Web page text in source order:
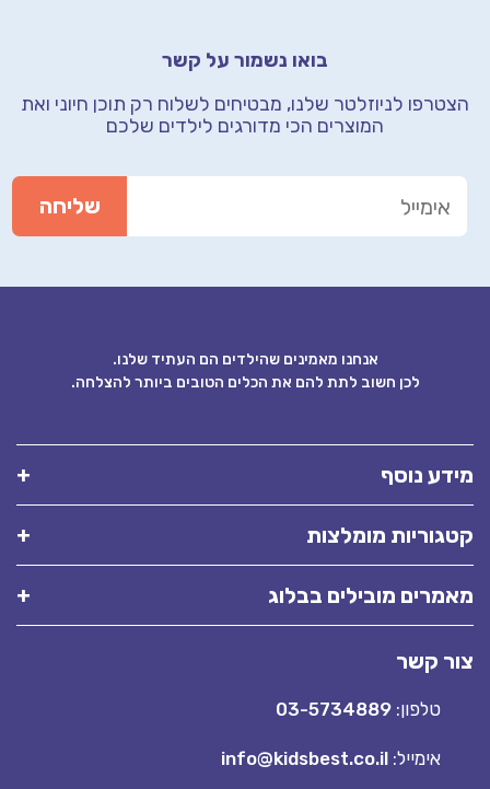
בואו נשמור על קשר
הצטרפו לניוזלטר שלנו, מבטיחים לשלוח רק תוכן חיוניואת
המוצרים הכי מדורגים לילדים שלכם
אנחנו מאמינים שהילדים הם העתיד שלנו.
לכן חשוב לתת להם את הכלים הטובים ביותר להצלחה.
נוסף
מומלצות
מובילים בבלוג
קשר
טלפון:03-5734889
אימייל:info@kidsbest.co.il